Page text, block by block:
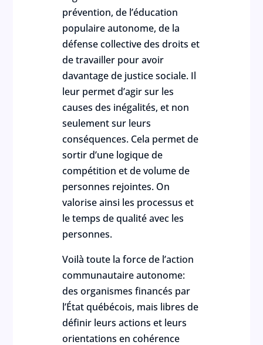
prévention, de l’éducation
populaire autonome, de la
défense collective des droits et
de travailler pour avoir
davantage de justice sociale. Il
leur permet d’agir sur les
causes des inégalités, et non
seulement sur leurs
conséquences. Cela permet de
sortir d’une logique de
compétition et de volume de
personnes rejointes. On
valorise ainsi les processus et
le temps de qualité avec les
personnes.
Voilà toute la force de l’action
communautaire autonome:
des organismes financés par
l’État québécois, mais libres de
définir leurs actions et leurs
orientations en cohérence